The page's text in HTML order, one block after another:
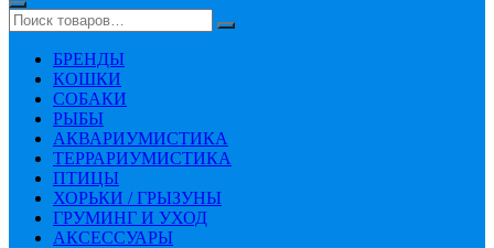
БРЕНДЫ
КОШКИ
СОБАКИ
РЫБЫ
АКВАРИУМИСТИКА
ТЕРРАРИУМИСТИКА
ПТИЦЫ
ХОРЬКИ / ГРЫЗУНЫ
ГРУМИНГ И УХОД
АКСЕССУАРЫ